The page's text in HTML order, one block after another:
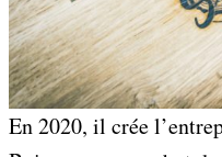
En 2020, il crée